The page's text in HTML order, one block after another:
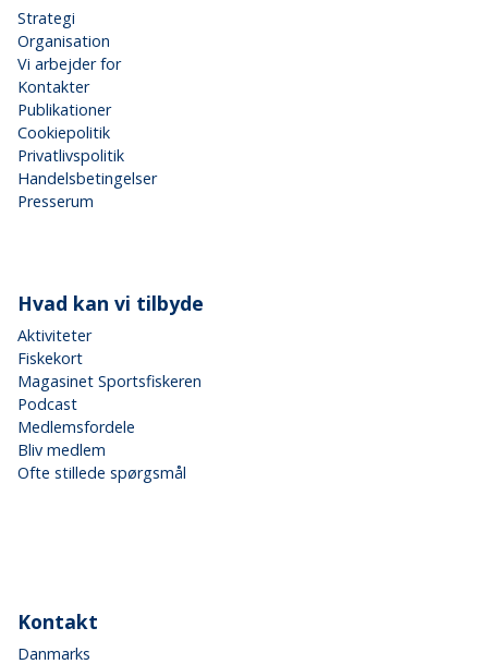
Strategi
Organisation
Vi arbejder for
Kontakter
Publikationer
Cookiepolitik
Privatlivspolitik
Handelsbetingelser
Presserum
Hvad kan vi tilbyde
Aktiviteter
Fiskekort
Magasinet Sportsfiskeren
Podcast
Medlemsfordele
Bliv medlem
Ofte stillede spørgsmål
Kontakt
Danmarks